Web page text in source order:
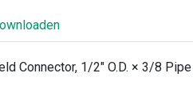
Connector, 1/2" O.D. × 3/8